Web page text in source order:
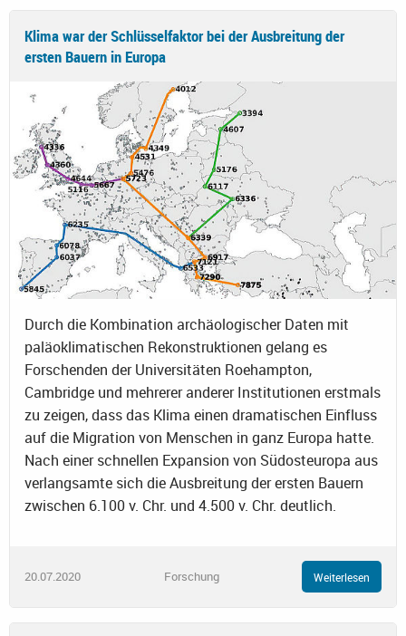
Klima war der Schlüsselfaktor bei der Ausbreitung der
ersten Bauern in Europa
Durch die Kombination archäologischer Daten mit
paläoklimatischen Rekonstruktionen gelang es
Forschenden der Universitäten Roehampton,
Cambridge und mehrerer anderer Institutionen erstmals
zu zeigen, dass das Klima einen dramatischen Einfluss
auf die Migration von Menschen in ganz Europa hatte.
Nach einer schnellen Expansion von Südosteuropa aus
verlangsamte sich die Ausbreitung der ersten Bauern
zwischen 6.100 v. Chr. und 4.500 v. Chr. deutlich.
20.07.2020 Forschung Weiterlesen